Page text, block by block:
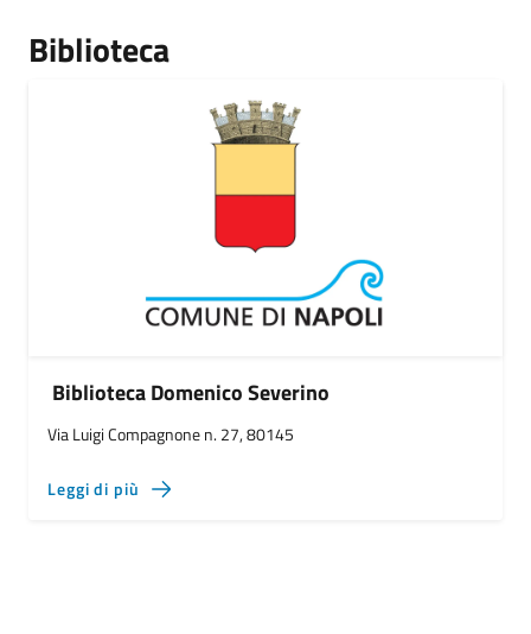
Biblioteca
Biblioteca Domenico Severino
Via Luigi Compagnone n. 27, 80145
Leggi di più